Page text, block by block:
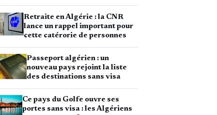
Retraite en Algérie : la CNR
lance un rappel important pour
cette catérorie de personnes
Passeport algérien : un
nouveau pays rejoint la liste
des destinations sans visa
Ce pays du Golfe ouvre ses
portes sans visa : les Algériens